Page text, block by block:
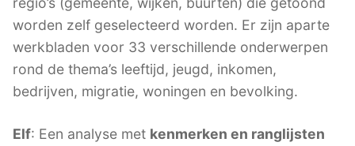
worden zelf geselecteerd worden. Er zijn aparte
werkbladen voor 33 verschillende onderwerpen
rond de thema’s leeftijd, jeugd, inkomen,
bedrijven, migratie, woningen en bevolking.
Elf: Een analyse met kenmerken en ranglijsten